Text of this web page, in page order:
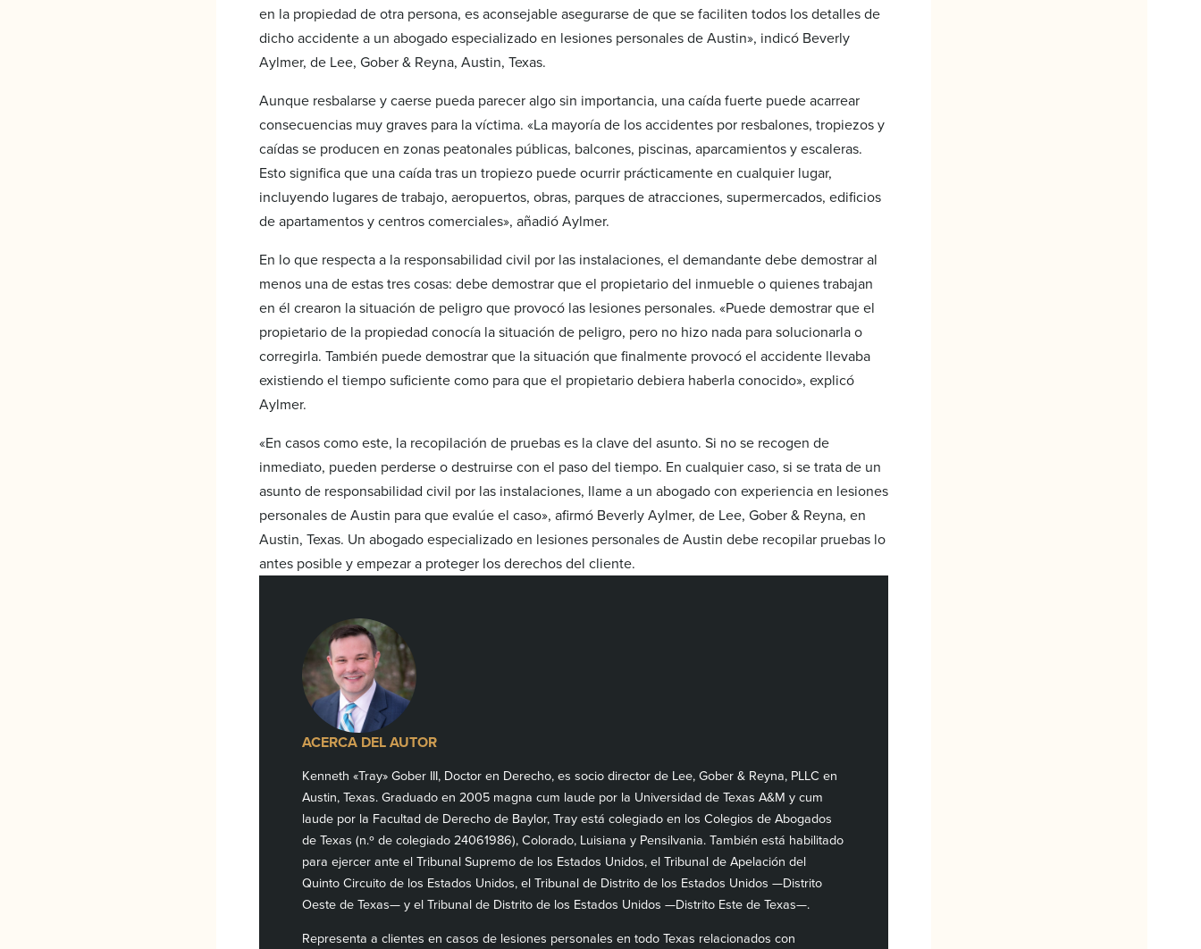
en la propiedad de otra persona, es aconsejable asegurarse de que se faciliten todos los detalles de
dicho accidente a un abogado especializado en lesiones personales de Austin», indicó Beverly
Aylmer, de Lee, Gober & Reyna, Austin, Texas.
Aunque resbalarse y caerse pueda parecer algo sin importancia, una caída fuerte puede acarrear
consecuencias muy graves para la víctima. «La mayoría de los accidentes por resbalones, tropiezos y
caídas se producen en zonas peatonales públicas, balcones, piscinas, aparcamientos y escaleras.
Esto significa que una caída tras un tropiezo puede ocurrir prácticamente en cualquier lugar,
incluyendo lugares de trabajo, aeropuertos, obras, parques de atracciones, supermercados, edificios
de apartamentos y centros comerciales», añadió Aylmer.
En lo que respecta a la responsabilidad civil por las instalaciones, el demandante debe demostrar al
menos una de estas tres cosas: debe demostrar que el propietario del inmueble o quienes trabajan
en él crearon la situación de peligro que provocó las lesiones personales. «Puede demostrar que el
propietario de la propiedad conocía la situación de peligro, pero no hizo nada para solucionarla o
corregirla. También puede demostrar que la situación que finalmente provocó el accidente llevaba
existiendo el tiempo suficiente como para que el propietario debiera haberla conocido», explicó
Aylmer.
«En casos como este, la recopilación de pruebas es la clave del asunto. Si no se recogen de
inmediato, pueden perderse o destruirse con el paso del tiempo. En cualquier caso, si se trata de un
asunto de responsabilidad civil por las instalaciones, llame a un abogado con experiencia en lesiones
personales de Austin para que evalúe el caso», afirmó Beverly Aylmer, de Lee, Gober & Reyna, en
Austin, Texas. Un abogado especializado en lesiones personales de Austin debe recopilar pruebas lo
antes posible y empezar a proteger los derechos del cliente.
ACERCA DEL AUTOR
Kenneth «Tray» Gober III, Doctor en Derecho, es socio director de Lee, Gober & Reyna, PLLC en
Austin, Texas. Graduado en 2005 magna cum laude por la Universidad de Texas A&M y cum
laude por la Facultad de Derecho de Baylor, Tray está colegiado en los Colegios de Abogados
de Texas (n.º de colegiado 24061986), Colorado, Luisiana y Pensilvania. También está habilitado
para ejercer ante el Tribunal Supremo de los Estados Unidos, el Tribunal de Apelación del
Quinto Circuito de los Estados Unidos, el Tribunal de Distrito de los Estados Unidos —Distrito
Oeste de Texas— y el Tribunal de Distrito de los Estados Unidos —Distrito Este de Texas—.
Representa a clientes en casos de lesiones personales en todo Texas relacionados con